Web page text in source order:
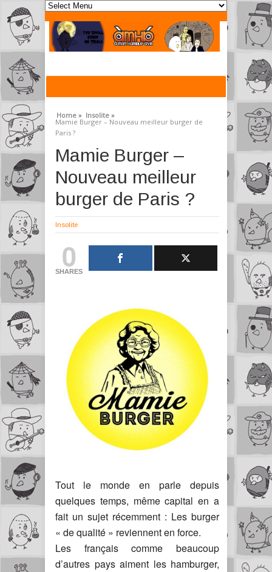
Home » Insolite »
Mamie Burger – Nouveau meilleur burger de
Paris ?
Mamie Burger –
Nouveau meilleur
burger de Paris ?
Insolite
0
SHARES
Tout le monde en parle depuis
quelques temps, même capital en a
fait un sujet récemment : Les burger
« de qualité » reviennent en force.
Les français comme beaucoup
d’autres pays aiment les hamburger,